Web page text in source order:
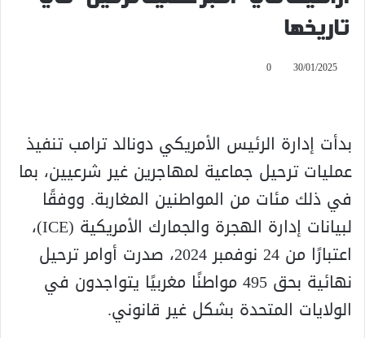
تاريخها
30/01/2025
0
بدأت إدارة الرئيس الأمريكي دونالد ترامب تنفيذ
عمليات ترحيل جماعية لمهاجرين غير شرعيين، بما
في ذلك مئات من المواطنين المغاربة. ووفقًا
لبيانات إدارة الهجرة والجمارك الأمريكية (ICE)،
اعتبارًا من 24 نوفمبر 2024، صدرت أوامر ترحيل
نهائية بحق 495 مواطنًا مغربيًا يتواجدون في
الولايات المتحدة بشكل غير قانوني.